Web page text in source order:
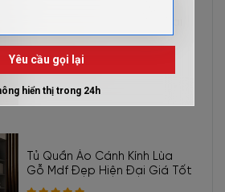
gian
bằng gỗ sồi là mẫu nội thất được thiết kế để
căn nhà phố, nhà ống hay chung cư, căn hộ
khách của bạn.
cách hiện đại tối giản, chú trọng nhiều
ứng dụng thực tiễn và chất lượng thẩm mỹ
11.300.000đ
Tủ Quần Áo Cánh Kính Lùa
Gỗ Mdf Đẹp Hiện Đại Giá Tốt